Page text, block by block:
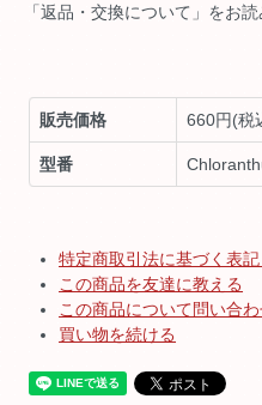
「返品・交換について」をお読
販売価格 660円(税
型番
特定商取引法に基づく表記
この商品を友達に教える
この商品について問い合わ
買い物を続ける